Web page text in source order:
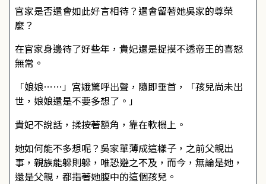
官家是否還會如此好言相待？還會留著她吳家的尊榮
麼？
在官家身邊待了好些年，貴妃還是捉摸不透帝王的喜怒
無常。
「娘娘……」宮娥驚呼出聲，隨即垂首，「孩兒尚未出
世，娘娘還是不要多想了。」
貴妃不說話，揉按著額角，靠在軟榻上。
她如何能不多想呢？吳家單薄成這樣子，之前父親出
事，親族能躲則躲，唯恐避之不及，而今，無論是她，
還是父親，都指著她腹中的這個孩兒。